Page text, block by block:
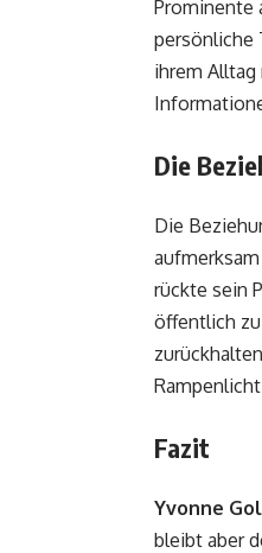
Prominente
persönliche
ihrem
Die
Die
rückte sein
öffentlich
Fazit
Yvonne
bleibt aber